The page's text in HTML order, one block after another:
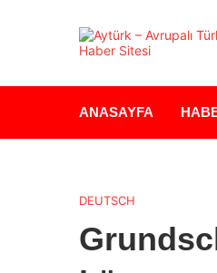
ANASAYFA
DEUTSCH